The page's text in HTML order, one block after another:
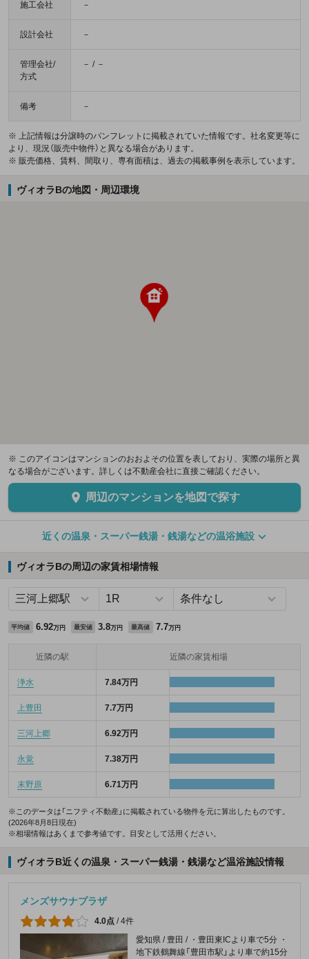
施工会社 －
設計会社 －
管理会社/
方式
－ / －
備考 －
※ 上記情報は分譲時のパンフレットに掲載されていた情報です。社名変更等に
より、現況（販売中物件）と異なる場合があります。
※ 販売価格、賃料、間取り、専有面積は、過去の掲載事例を表示しています。
ヴィオラBの地図・周辺環境
※ このアイコンはマンションのおおよその位置を表しており、実際の場所と異
なる場合がございます。詳しくは不動産会社に直接ご確認ください。
周辺のマンションを地図で探す
近くの温泉・スーパー銭湯・銭湯などの温浴施設
ヴィオラBの周辺の家賃相場情報
平均値 6.92万円 最安値 3.8万円 最高値 7.7万円
近隣の駅 近隣の家賃相場
浄水 7.84万円
上豊田 7.7万円
三河上郷 6.92万円
永覚 7.38万円
末野原 6.71万円
※このデータは「ニフティ不動産」に掲載されている物件を元に算出したものです。
(2026年8月8日現在)
※相場情報はあくまで参考値です。目安として活用ください。
ヴィオラB近くの温泉・スーパー銭湯・銭湯など温浴施設情報
メンズサウナプラザ
4.0点 /4件
愛知県 / 豊田 / ・豊田東ICより車で5分 ・
地下鉄鶴舞線「豊田市駅」より車で約15分